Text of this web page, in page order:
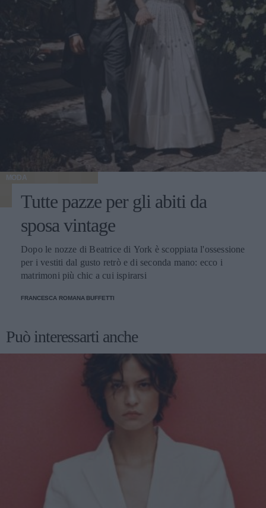
MODA
Tutte pazze per gli abiti da
sposa vintage
Dopo le nozze di Beatrice di York è scoppiata l'ossessione
per i vestiti dal gusto retrò e di seconda mano: ecco i
matrimoni più chic a cui ispirarsi
FRANCESCA ROMANA BUFFETTI
Può interessarti anche